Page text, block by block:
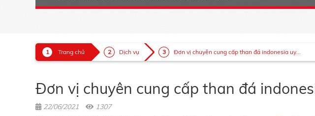
Trang chủ Dịch vụ Đơn vị chuyên cung cấp than đá indonesia uy...
Đơn vị chuyên cung cấp than đá
22/06/2021 1307